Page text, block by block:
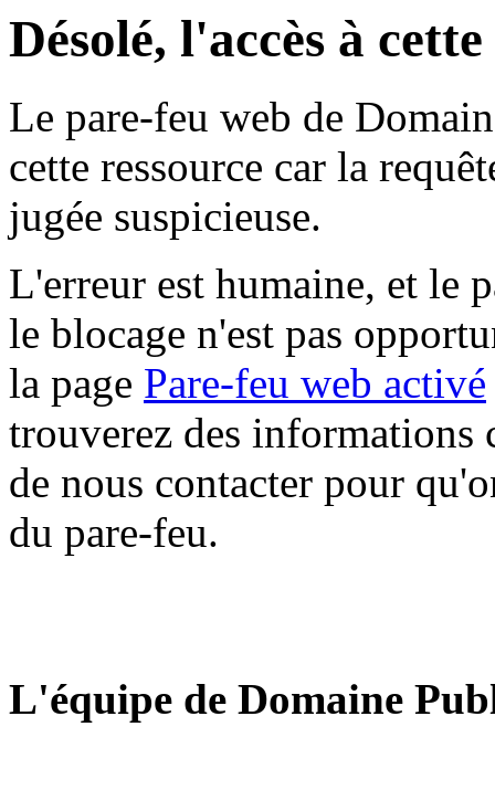
Désolé, l'accès à
Le pare-feu web de
cette ressource car la
jugée suspicieuse.
L'erreur est humaine, et le
le blocage n'est pas
la page Pare-feu web activé
trouverez des informations
de nous contacter pour
du pare-feu.
L'équipe de Domaine